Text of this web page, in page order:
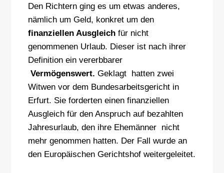
Den Richtern ging es um etwas anderes,
nämlich um Geld, konkret um den
finanziellen Ausgleichfür nicht
genommenen Urlaub. Dieser ist nach ihrer
Definition ein vererbbarer
Vermögenswert. Geklagt hatten zwei
Witwen vor dem Bundesarbeitsgericht in
Erfurt. Sie forderten einen finanziellen
Ausgleich für den Anspruch auf bezahlten
Jahresurlaub, den ihre Ehemänner nicht
mehr genommen hatten. Der Fall wurde an
den Europäischen Gerichtshof weitergeleitet.